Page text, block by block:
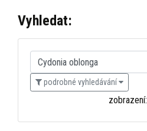
Vyhledat:
podrobné vyhledávání
zobrazení: